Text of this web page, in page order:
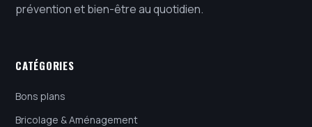
prévention et bien-être au quotidien.
CATÉGORIES
Bons plans
Bricolage & Aménagement